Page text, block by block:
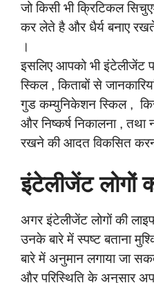
जो किसी भी क्रिटिकल
कर लेते है और धैर्य बनाए
।
इसलिए आपको भी इंटेलीजेंट
स्किल , किताबों से
गुड कम्युनिकेशन स्किल , किसी
और निष्कर्ष निकालना , तथा
रखने की आदत विकसित
इंटेलीजेंट लोगों
अगर इंटेलीजेंट लोगों की
उनके बारे में स्पष्ट बताना
बारे में अनुमान लगाया जा
और परिस्थिति के अनुसार